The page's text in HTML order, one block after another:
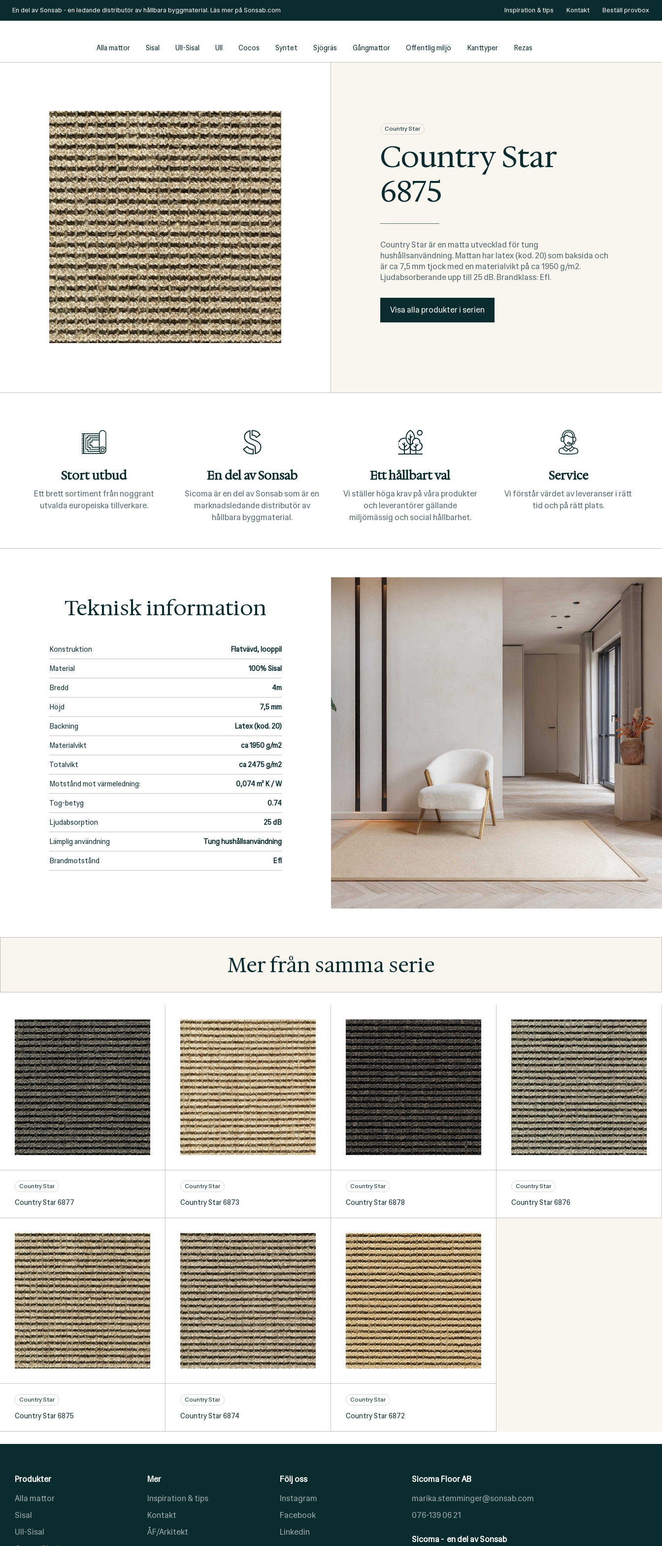
En del av Sonsab - en ledande distributör av hållbara byggmaterial. Läs mer på Sonsab.com Inspiration & tips Kontakt Beställ provbox
Alla mattor Sisal Ull-Sisal Ull Cocos Syntet Sjögräs Gångmattor Offentlig miljö Kanttyper Rezas
Country Star
Country Star
6875
Country Star är en matta utvecklad för tung
hushållsanvändning. Mattan har latex (kod. 20) som baksida och
är ca 7,5 mm tjock med en materialvikt på ca 1950 g/m2.
Ljudabsorberande upp till 25 dB. Brandklass: Efl.
Visa alla produkter i serien
Stort utbud
Ett brett sortiment från noggrant
utvalda europeiska tillverkare.
En del av Sonsab
Sicoma är en del av Sonsab som är en
marknadsledande distributör av
hållbara byggmaterial.
Ett hållbart val
Vi ställer höga krav på våra produkter
och leverantörer gällande
miljömässig och social hållbarhet.
Service
Vi förstår värdet av leveranser i rätt
tid och på rätt plats.
Teknisk information
Konstruktion Flatvävd, looppil
Material 100% Sisal
Bredd 4m
Höjd 7,5 mm
Backning Latex (kod. 20)
Materialvikt ca 1950 g/m2
Totalvikt ca 2475 g/m2
Motstånd mot värmeledning: 0,074 m² K / W
Tog-betyg 0.74
Ljudabsorption 25 dB
Lämplig användning Tung hushållsanvändning
Brandmotstånd Efl
Mer från samma serie
Country Star
Country Star 6877
Country Star
Country Star 6873
Country Star
Country Star 6878
Country Star
Country Star 6876
Country Star
Country Star 6875
Country Star
Country Star 6874
Country Star
Country Star 6872
Produkter
Alla mattor
Sisal
Ull-Sisal
Mer
Inspiration & tips
Kontakt
ÅF/Arkitekt
Följ oss
Instagram
Facebook
Linkedin
Sicoma Floor AB
marika.stemminger@sonsab.com
076-139 06 21
Sicoma - en del av Sonsab